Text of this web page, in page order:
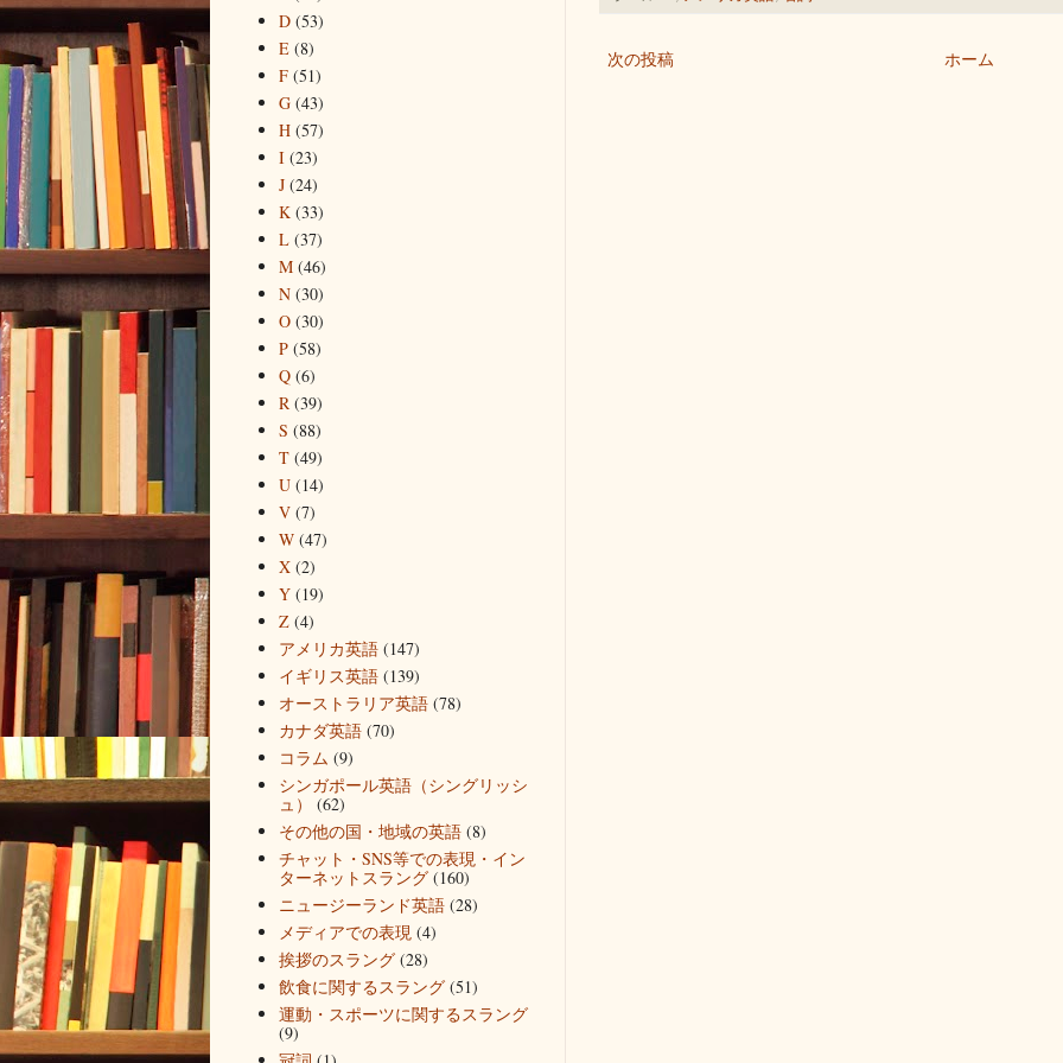
次の投稿 ホーム
D (53)
E (8)
F (51)
G (43)
H (57)
I (23)
J (24)
K (33)
L (37)
M (46)
N (30)
O (30)
P (58)
Q (6)
R (39)
S (88)
T (49)
U (14)
V (7)
W (47)
X (2)
Y (19)
Z (4)
アメリカ英語 (147)
イギリス英語 (139)
オーストラリア英語 (78)
カナダ英語 (70)
コラム (9)
シンガポール英語（シングリッシ
ュ）
(62)
その他の国・地域の英語 (8)
チャット・SNS等での表現・イン
ターネットスラング (160)
ニュージーランド英語 (28)
メディアでの表現 (4)
挨拶のスラング (28)
飲食に関するスラング (51)
運動・スポーツに関するスラング
(9)